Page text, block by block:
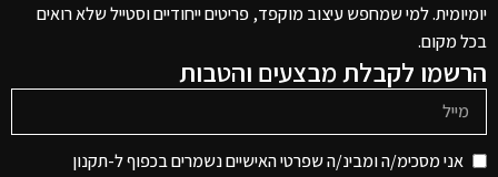
יומיומית. למי שמחפש עיצוב מוקפד, פריטים ייחודיים וסטייל שלא רואים
בכל מקום.
הרשמו לקבלת מבצעים והטבות
אני מסכימ/ה ומבינ/ה שפרטי האישיים נשמרים בכפוף ל-תקנון